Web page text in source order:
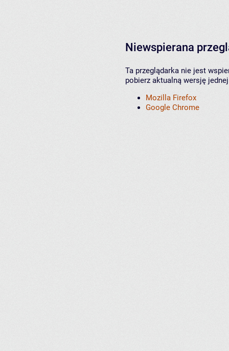
Niewspierana
Ta przeglądarka nie jest
pobierz aktualną wersję
Mozilla Firefox
Google Chrome